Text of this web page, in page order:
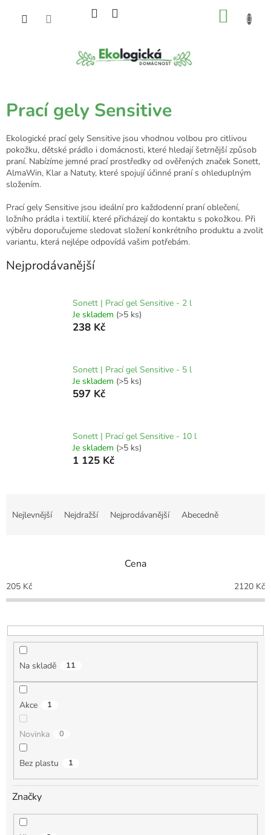
Prací gely Sensitive
Ekologické prací gely Sensitive jsou vhodnou volbou pro citlivou
pokožku, dětské prádlo i domácnosti, které hledají šetrnější způsob
praní. Nabízíme jemné prací prostředky od ověřených značek Sonett,
AlmaWin, Klar a Natuty, které spojují účinné praní s ohleduplným
složením.
Prací gely Sensitive jsou ideální pro každodenní praní oblečení,
ložního prádla i textilií, které přicházejí do kontaktu s pokožkou. Při
výběru doporučujeme sledovat složení konkrétního produktu a zvolit
variantu, která nejlépe odpovídá vašim potřebám.
Nejprodávanější
Sonett | Prací gel Sensitive - 2 l
Je skladem (>5 ks)
238 Kč
Sonett | Prací gel Sensitive - 5 l
Je skladem (>5 ks)
597 Kč
Sonett | Prací gel Sensitive - 10 l
Je skladem (>5 ks)
1 125 Kč
p
r
o
u
Nejlevnější Nejdražší Nejprodávanější Abecedně
Cena
205 Kč 2120 Kč
Na skladě 11
Akce 1
Novinka 0
Bez plastu 1
Značky